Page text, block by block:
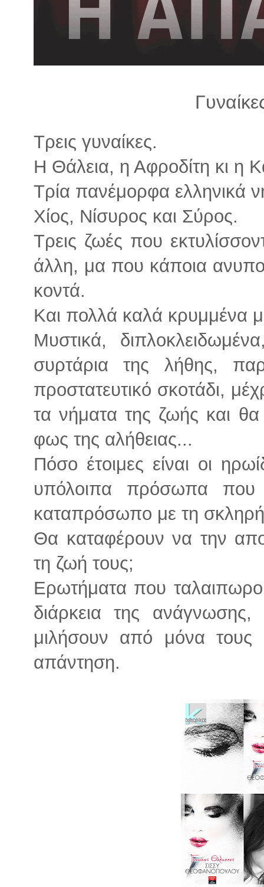
Τρεις γυναίκες.
Η Θάλεια, η Αφροδίτη κι η
Τρία πανέμορφα ελληνικά
Χίος, Νίσυρος και Σύρος.
Τρεις ζωές που
άλλη, μα που κάποια
κοντά.
Και πολλά καλά κρυμμένα
Μυστικά,
συρτάρια της λήθης,
προστατευτικό σκοτάδι,
τα νήματα της ζωής και
φως της αλήθειας...
Πόσο έτοιμες είναι οι
υπόλοιπα πρόσωπα που
καταπρόσωπο με τη
Θα καταφέρουν να την
τη ζωή τους;
Ερωτήματα που
διάρκεια της
μιλήσουν από μόνα
απάντηση.